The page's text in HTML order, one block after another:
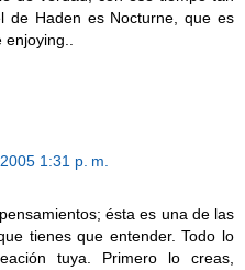
de Haden es Nocturne, que es
enjoying..
1:31 p. m.
ésta es una de las
tienes que entender. Todo lo
tuya. Primero lo creas,